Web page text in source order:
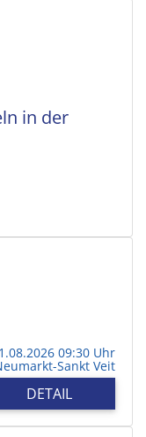
in der
09:30 Uhr
Sankt Veit
DETAIL